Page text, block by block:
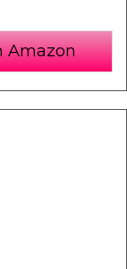
Amazon